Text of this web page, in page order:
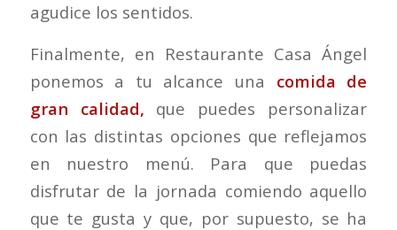
agudice los sentidos.
Finalmente, en Restaurante Casa Ángel
ponemos a tu alcance una comida de
gran calidad, que puedes personalizar
con las distintas opciones que reflejamos
en nuestro menú. Para que puedas
disfrutar de la jornada comiendo aquello
que te gusta y que, por supuesto, se ha